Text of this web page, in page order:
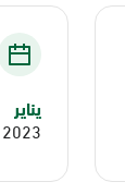
يناير
2023